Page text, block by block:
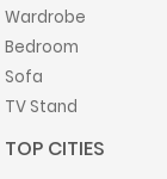
Wardrobe
Bedroom
Sofa
TV Stand
TOP CITIES